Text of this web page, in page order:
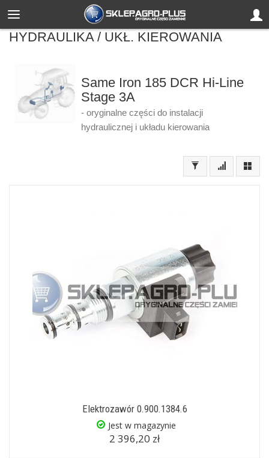
HYDRAULIKA / UKŁ. KIEROWANIA
Same Iron 185 DCR Hi-Line
Stage 3A
- oryginalne części do instalacji
hydraulicznej i układu kierowania
Elektrozawór 0.900.1384.6
Jest w magazynie
2 396,20 zł